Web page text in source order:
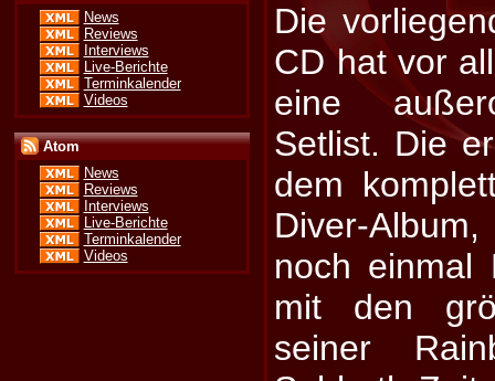
News
Reviews
Interviews
Live-Berichte
Terminkalender
Videos
Atom
News
Reviews
Interviews
Live-Berichte
Terminkalender
Videos
Die
CD hat vor
eine
Setlist. Die
dem
Diver-
noch einmal
mit den
seiner